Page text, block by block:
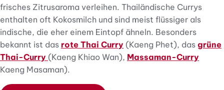
frisches Zitrusaroma verleihen. Thailändische Currys
enthalten oft Kokosmilch und sind meist flüssiger als
indische, die eher einem Eintopf ähneln. Besonders
bekannt ist das rote Thai Curry (Kaeng Phet), das grüne
Thai-Curry (Kaeng Khiao Wan), Massaman-Curry
Kaeng Masaman).